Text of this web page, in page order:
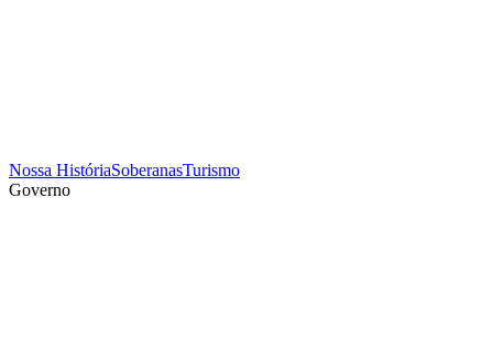
Nossa HistóriaSoberanasTurismo
Governo